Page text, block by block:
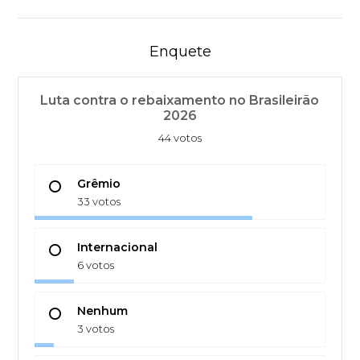
Enquete
Luta contra o rebaixamento no Brasileirão
2026
44 votos
Grêmio
33 votos
Internacional
6 votos
Nenhum
3 votos